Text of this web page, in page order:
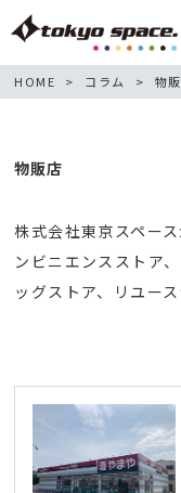
HOME コラム 物
物販店
株式会社東京スペー
ンビニエンスストア
ッグストア、リユー